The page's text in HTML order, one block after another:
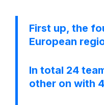
First up, the
European
In total 24
other on with